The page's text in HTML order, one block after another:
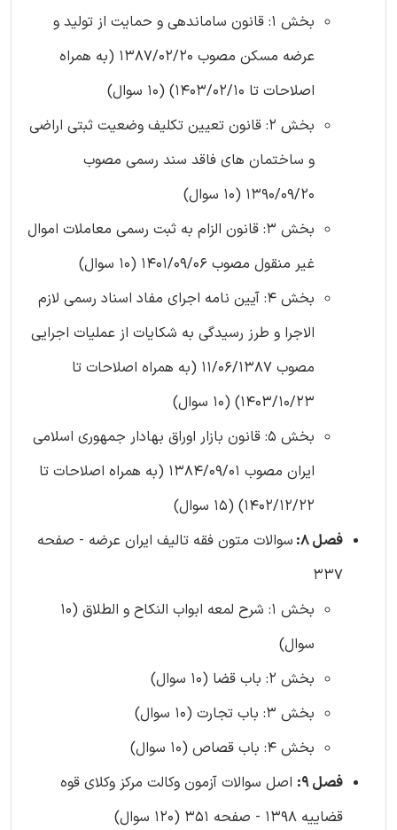
بخش 1: قانون ساماندهی و حمایت از تولید و
عرضه مسکن مصوب 1387/02/20 (به همراه
اصلاحات تا 1403/02/10) (10 سوال)
بخش 2: قانون تعیین تکلیف وضعیت ثبتی اراضی
و ساختمان های فاقد سند رسمی مصوب
1390/09/20 (10 سوال)
بخش 3: قانون الزام به ثبت رسمی معاملات اموال
غیر منقول مصوب 1401/09/06 (10 سوال)
بخش 4: آیین نامه اجرای مفاد اسناد رسمی لازم
الاجرا و طرز رسیدگی به شکایات از عملیات اجرایی
مصوب 11/06/1387 (به همراه اصلاحات تا
1403/10/23) (10 سوال)
بخش 5: قانون بازار اوراق بهادار جمهوری اسلامی
ایران مصوب 1384/09/01 (به همراه اصلاحات تا
1402/12/22) (15 سوال)
فصل 8:
سوالات متون فقه تالیف ایران عرضه - صفحه
337
بخش 1: شرح لمعه ابواب النکاح و الطلاق (10
سوال)
بخش 2: باب قضا (10 سوال)
بخش 3: باب تجارت (10 سوال)
بخش 4: باب قصاص (10 سوال)
فصل 9:
اصل سوالات آزمون وکالت مرکز وکلای قوه
قضاییه 1398 - صفحه 351 (120 سوال)